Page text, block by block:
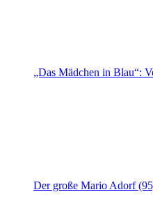
„Das Mädchen in Blau“:
Der große Mario Adorf